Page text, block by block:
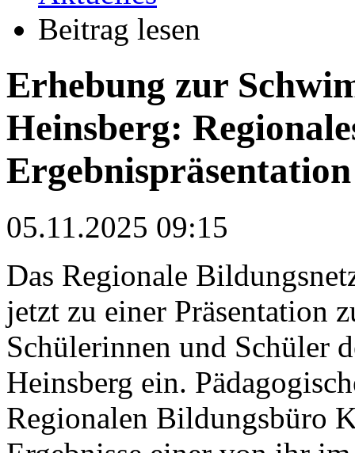
Beitrag lesen
Erhebung zur
Heinsberg:
Ergebnispräsentation
05.11.2025 09:15
Das Regionale
jetzt zu einer Präsentation
Schülerinnen und Schüler
Heinsberg ein.
Regionalen Bildungsbüro